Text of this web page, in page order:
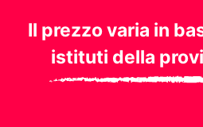
Il prezzo varia in
istituti della